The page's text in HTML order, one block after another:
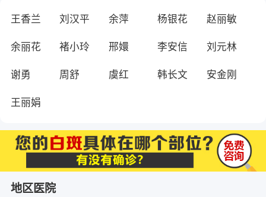
王香兰 刘汉平 余萍 杨银花
赵丽敏
余丽花
褚小玲 邢嬛 李安信
刘元林
谢勇
周舒 虞红 韩长文
安金刚
王丽娟
地区医院